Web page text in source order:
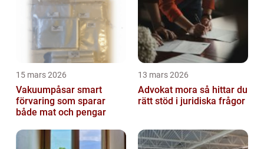
15 mars 2026
Vakuumpåsar smart
förvaring som sparar
både mat och pengar
13 mars 2026
Advokat mora så hittar du
rätt stöd i juridiska frågor